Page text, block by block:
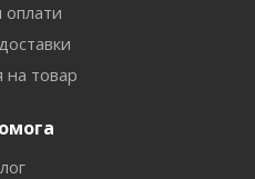
на товар